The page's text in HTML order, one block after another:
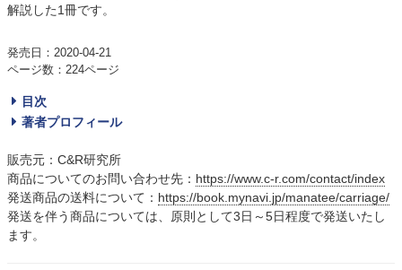
解説した1冊です。
発売日：2020-04-21
ページ数：224ページ
目次
著者プロフィール
販売元：C&R研究所
商品についてのお問い合わせ先： https://www.c-r.com/contact/index
発送商品の送料について： https://book.mynavi.jp/manatee/carriage/
発送を伴う商品については、原則として3日～5日程度で発送いたし
ます。